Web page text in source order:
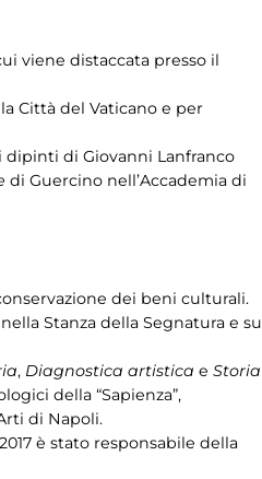
viene distaccata presso il
Città del Vaticano e per
dipinti di Giovanni Lanfranco
di Guercino nell’Accademia di
dei beni culturali.
Stanza della Segnatura e su
, Diagnostica artistica e Storia
della “Sapienza”,
di Napoli.
è stato responsabile della